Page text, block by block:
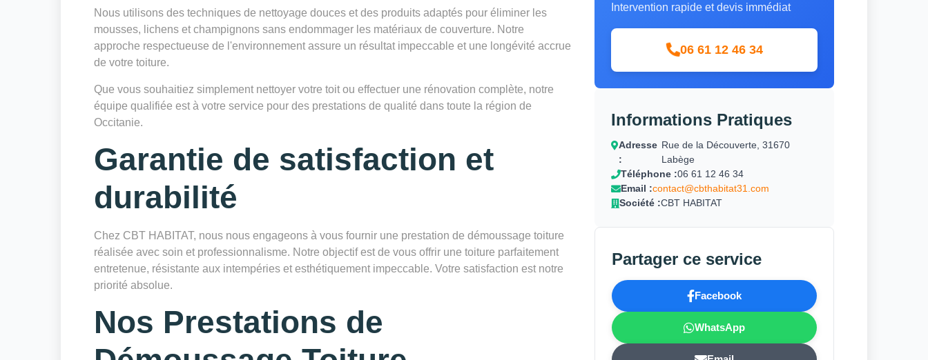
Nous utilisons des techniques de nettoyage douces et des produits adaptés pour éliminer les
mousses, lichens et champignons sans endommager les matériaux de couverture. Notre
approche respectueuse de l'environnement assure un résultat impeccable et une longévité accrue
de votre toiture.
Que vous souhaitiez simplement nettoyer votre toit ou effectuer une rénovation complète, notre
équipe qualifiée est à votre service pour des prestations de qualité dans toute la région de
Occitanie.
Garantie de satisfaction et
durabilité
Chez CBT HABITAT, nous nous engageons à vous fournir une prestation de démoussage toiture
réalisée avec soin et professionnalisme. Notre objectif est de vous offrir une toiture parfaitement
entretenue, résistante aux intempéries et esthétiquement impeccable. Votre satisfaction est notre
priorité absolue.
Nos Prestations de
Intervention rapide et devis immédiat
06 61 12 46 34
Informations Pratiques
Adresse
:
Rue de la Découverte, 31670
Labège
Téléphone :06 61 12 46 34
Email :contact@cbthabitat31.com
Société :CBT HABITAT
Partager ce service
Facebook
WhatsApp